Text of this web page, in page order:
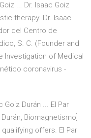
... Dr. Isaac Goiz
therapy. Dr. Isaac
del Centro de
S. C. (Founder and
Investigation of Medical
coronavirus -
Goiz Durán ... El Par
Biomagnetismo]
offers. El Par